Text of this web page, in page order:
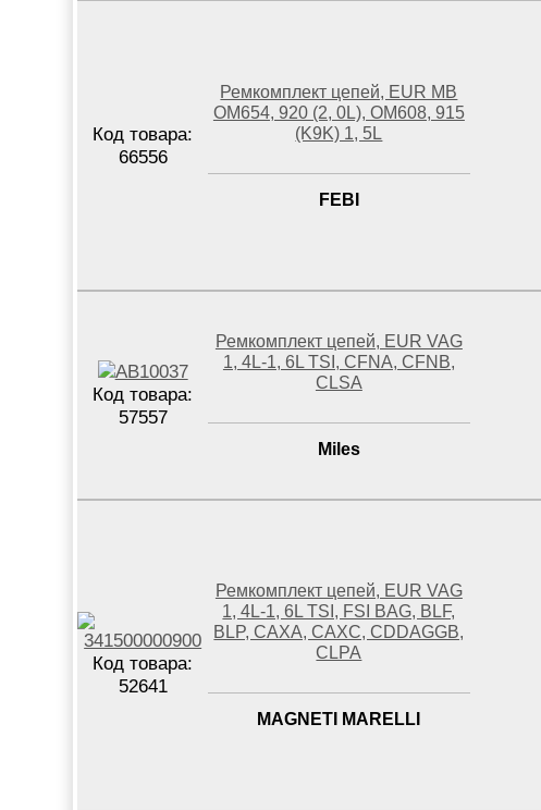
Код товара:
66556
Ремкомплект цепей, EUR MB
OM654, 920 (2, 0L), OM608, 915
(K9K) 1, 5L
FEBI
Код товара:
57557
Ремкомплект цепей, EUR VAG
1, 4L-1, 6L TSI, CFNA, CFNB,
CLSA
Miles
Код товара:
52641
Ремкомплект цепей, EUR VAG
1, 4L-1, 6L TSI, FSI BAG, BLF,
BLP, CAXA, CAXC, CDDAGGB,
CLPA
MAGNETI MARELLI